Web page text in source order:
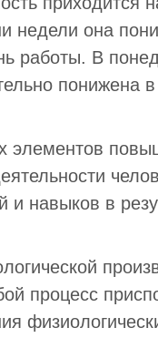
недели она
работы. В
понижена
элементов
навыков в
процесс